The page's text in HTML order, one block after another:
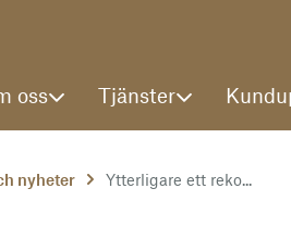
oss Tjänster
nyheter Ytterligare ett reko...